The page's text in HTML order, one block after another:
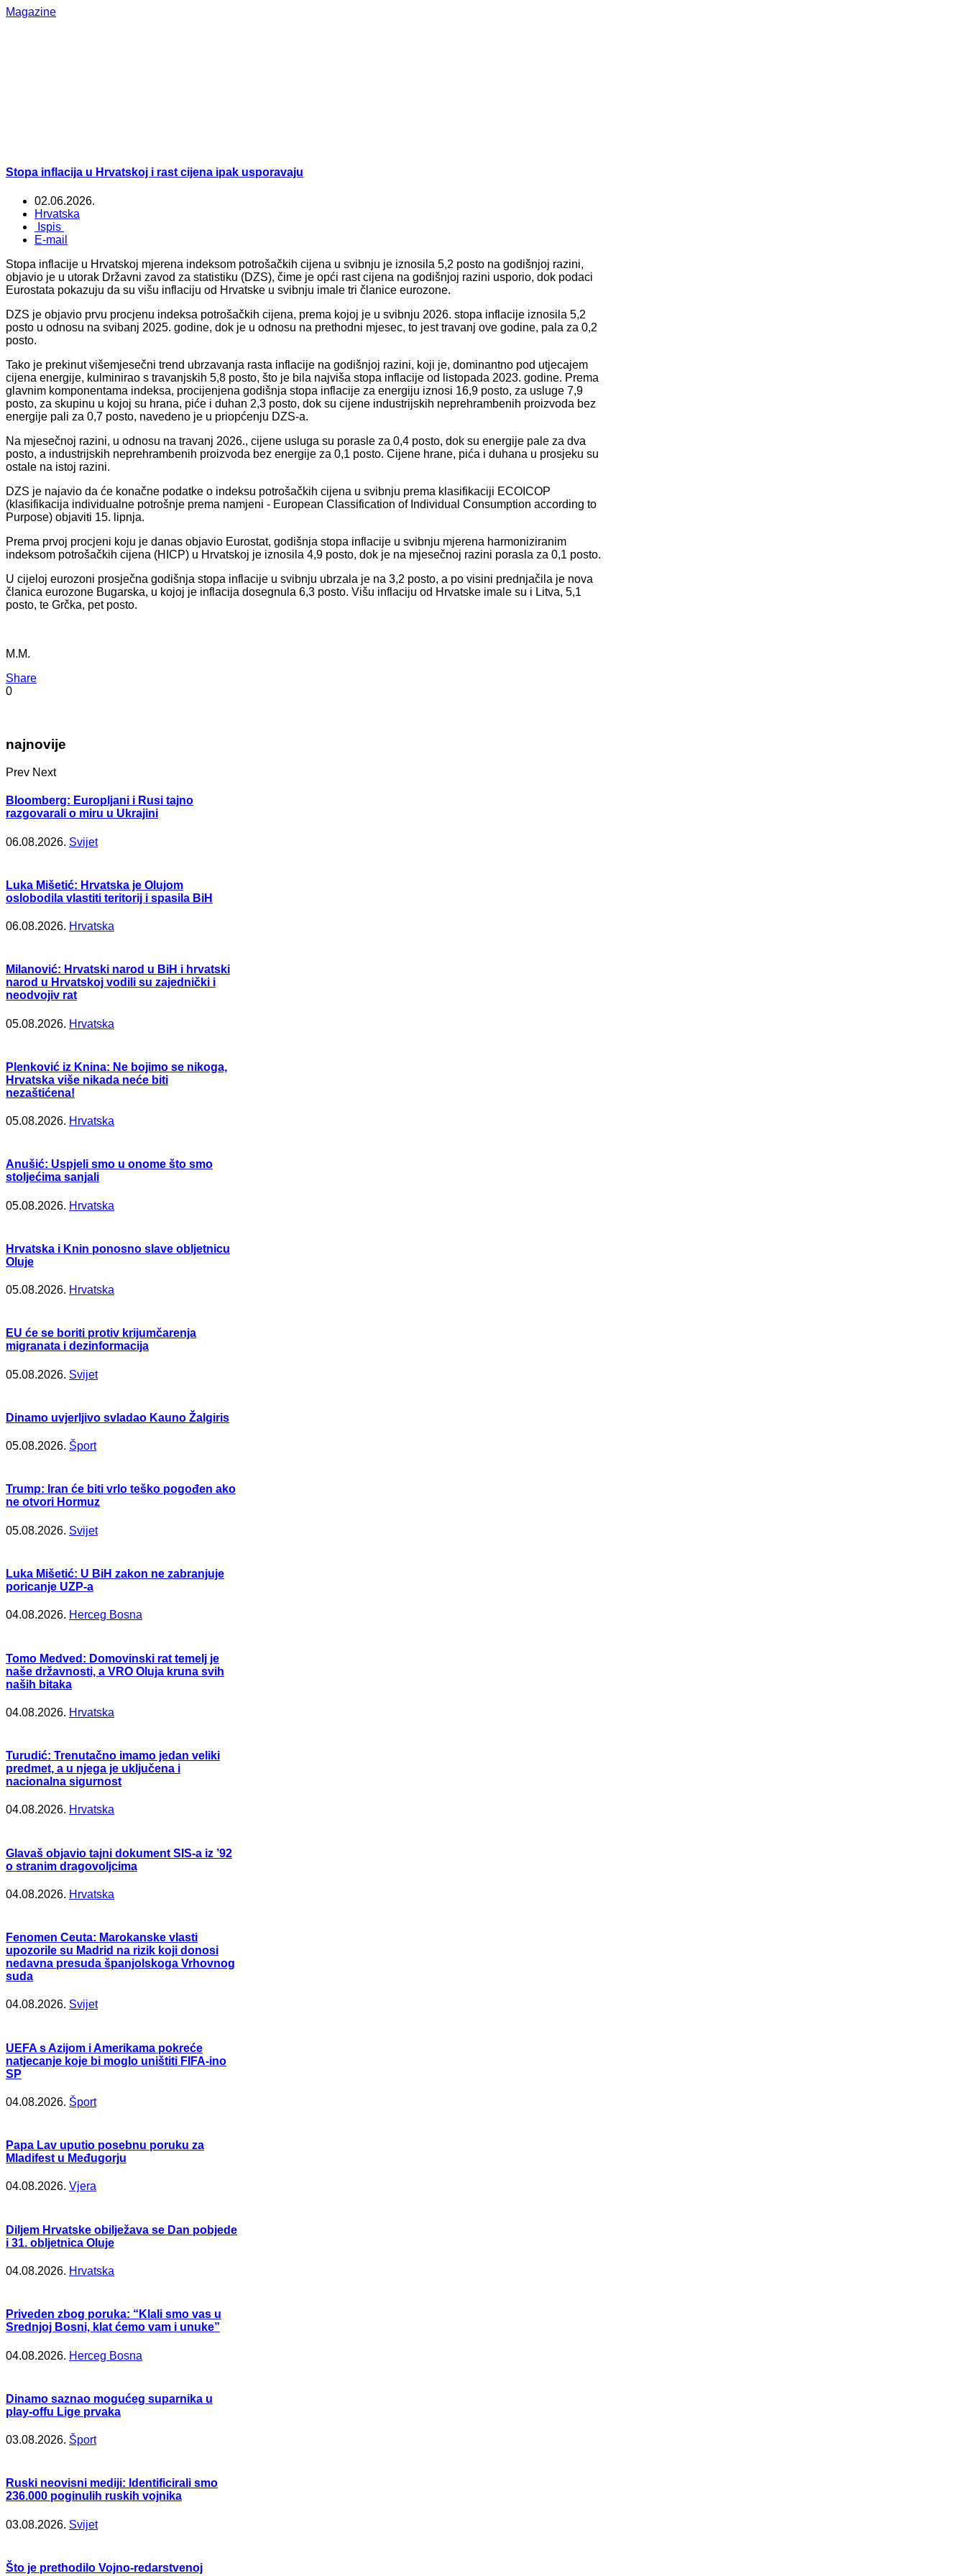
Magazine
Stopa inflacija u Hrvatskoj i rast cijena ipak usporavaju
02.06.2026.
Hrvatska
Ispis
E-mail
Stopa inflacije u Hrvatskoj mjerena indeksom potrošačkih cijena u svibnju je iznosila 5,2 posto na godišnjoj razini,
objavio je u utorak Državni zavod za statistiku (DZS), čime je opći rast cijena na godišnjoj razini usporio, dok podaci
Eurostata pokazuju da su višu inflaciju od Hrvatske u svibnju imale tri članice eurozone.
DZS je objavio prvu procjenu indeksa potrošačkih cijena, prema kojoj je u svibnju 2026. stopa inflacije iznosila 5,2
posto u odnosu na svibanj 2025. godine, dok je u odnosu na prethodni mjesec, to jest travanj ove godine, pala za 0,2
posto.
Tako je prekinut višemjesečni trend ubrzavanja rasta inflacije na godišnjoj razini, koji je, dominantno pod utjecajem
cijena energije, kulminirao s travanjskih 5,8 posto, što je bila najviša stopa inflacije od listopada 2023. godine. Prema
glavnim komponentama indeksa, procijenjena godišnja stopa inflacije za energiju iznosi 16,9 posto, za usluge 7,9
posto, za skupinu u kojoj su hrana, piće i duhan 2,3 posto, dok su cijene industrijskih neprehrambenih proizvoda bez
energije pali za 0,7 posto, navedeno je u priopćenju DZS-a.
Na mjesečnoj razini, u odnosu na travanj 2026., cijene usluga su porasle za 0,4 posto, dok su energije pale za dva
posto, a industrijskih neprehrambenih proizvoda bez energije za 0,1 posto. Cijene hrane, pića i duhana u prosjeku su
ostale na istoj razini.
DZS je najavio da će konačne podatke o indeksu potrošačkih cijena u svibnju prema klasifikaciji ECOICOP
(klasifikacija individualne potrošnje prema namjeni - European Classification of Individual Consumption according to
Purpose) objaviti 15. lipnja.
Prema prvoj procjeni koju je danas objavio Eurostat, godišnja stopa inflacije u svibnju mjerena harmoniziranim
indeksom potrošačkih cijena (HICP) u Hrvatskoj je iznosila 4,9 posto, dok je na mjesečnoj razini porasla za 0,1 posto.
U cijeloj eurozoni prosječna godišnja stopa inflacije u svibnju ubrzala je na 3,2 posto, a po visini prednjačila je nova
članica eurozone Bugarska, u kojoj je inflacija dosegnula 6,3 posto. Višu inflaciju od Hrvatske imale su i Litva, 5,1
posto, te Grčka, pet posto.
M.M.
Share
0
najnovije
Prev Next
Bloomberg: Europljani i Rusi tajno
razgovarali o miru u Ukrajini
06.08.2026. Svijet
Luka Mišetić: Hrvatska je Olujom
oslobodila vlastiti teritorij i spasila BiH
06.08.2026. Hrvatska
Milanović: Hrvatski narod u BiH i hrvatski
narod u Hrvatskoj vodili su zajednički i
neodvojiv rat
05.08.2026. Hrvatska
Plenković iz Knina: Ne bojimo se nikoga,
Hrvatska više nikada neće biti
nezaštićena!
05.08.2026. Hrvatska
Anušić: Uspjeli smo u onome što smo
stoljećima sanjali
05.08.2026. Hrvatska
Hrvatska i Knin ponosno slave obljetnicu
Oluje
05.08.2026. Hrvatska
EU će se boriti protiv krijumčarenja
migranata i dezinformacija
05.08.2026. Svijet
Dinamo uvjerljivo svladao Kauno Žalgiris
05.08.2026. Šport
Trump: Iran će biti vrlo teško pogođen ako
ne otvori Hormuz
05.08.2026. Svijet
Luka Mišetić: U BiH zakon ne zabranjuje
poricanje UZP-a
04.08.2026. Herceg Bosna
Tomo Medved: Domovinski rat temelj je
naše državnosti, a VRO Oluja kruna svih
naših bitaka
04.08.2026. Hrvatska
Turudić: Trenutačno imamo jedan veliki
predmet, a u njega je uključena i
nacionalna sigurnost
04.08.2026. Hrvatska
Glavaš objavio tajni dokument SIS-a iz ’92
o stranim dragovoljcima
04.08.2026. Hrvatska
Fenomen Ceuta: Marokanske vlasti
upozorile su Madrid na rizik koji donosi
nedavna presuda španjolskoga Vrhovnog
suda
04.08.2026. Svijet
UEFA s Azijom i Amerikama pokreće
natjecanje koje bi moglo uništiti FIFA-ino
SP
04.08.2026. Šport
Papa Lav uputio posebnu poruku za
Mladifest u Međugorju
04.08.2026. Vjera
Diljem Hrvatske obilježava se Dan pobjede
i 31. obljetnica Oluje
04.08.2026. Hrvatska
Priveden zbog poruka: “Klali smo vas u
Srednjoj Bosni, klat ćemo vam i unuke”
04.08.2026. Herceg Bosna
Dinamo saznao mogućeg suparnika u
play-offu Lige prvaka
03.08.2026. Šport
Ruski neovisni mediji: Identificirali smo
236.000 poginulih ruskih vojnika
03.08.2026. Svijet
Što je prethodilo Vojno-redarstvenoj